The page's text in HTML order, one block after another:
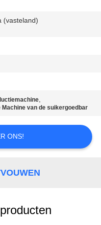
(vasteland)
,
van de suikergoedbar
ONS!